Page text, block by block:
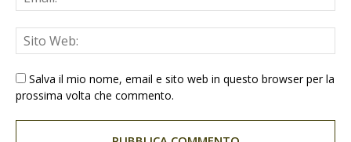
Salva il mio nome, email e sito web in questo browser per la
prossima volta che commento.